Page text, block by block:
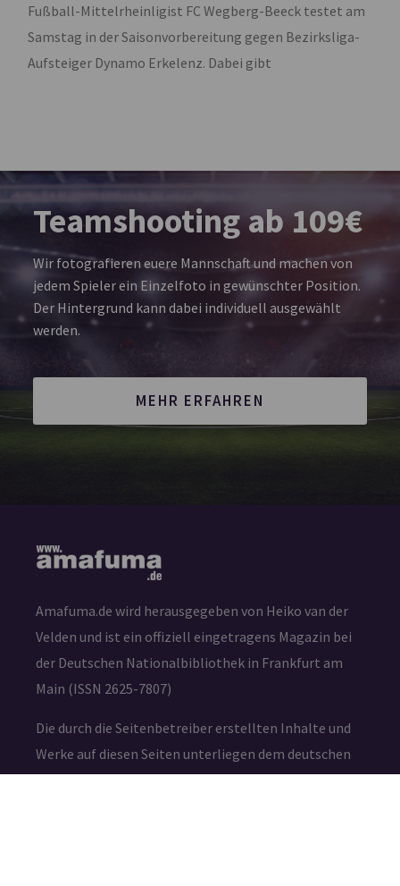
Fußball-Mittelrheinligist FC Wegberg-Beeck testet am
Samstag in der Saisonvorbereitung gegen Bezirksliga-
Aufsteiger Dynamo Erkelenz. Dabei gibt
Teamshooting ab 109€
Wir fotografieren euere Mannschaft und machen von
jedem Spieler ein Einzelfoto in gewünschter Position.
Der Hintergrund kann dabei individuell ausgewählt
werden.
MEHR ERFAHREN
Amafuma.de wird herausgegeben von Heiko van der
Velden und ist ein offiziell eingetragens Magazin bei
der Deutschen Nationalbibliothek in Frankfurt am
Main (ISSN 2625-7807)
Die durch die Seitenbetreiber erstellten Inhalte und
Werke auf diesen Seiten unterliegen dem deutschen
Urheberrecht. Die Vervielfältigung, Bearbeitung,